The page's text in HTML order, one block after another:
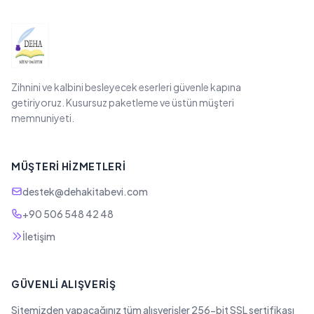
Zihnini ve kalbini besleyecek eserleri güvenle kapına
getiriyoruz. Kusursuz paketleme ve üstün müşteri
memnuniyeti.
MÜŞTERI HIZMETLERI
destek@dehakitabevi.com
+90 506 548 42 48
İletişim
GÜVENLI ALIŞVERIŞ
Sitemizden yapacağınız tüm alışverişler 256-bit SSL sertifikası